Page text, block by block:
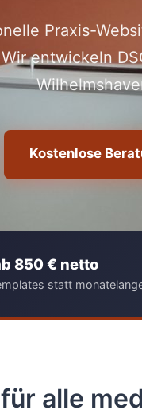
Praxis-
entwickeln
Kostenlose
850 € netto
statt
alle